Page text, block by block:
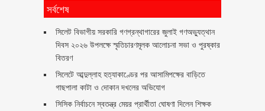
সর্বশেষ
সিলেট বিভাগীয় সরকারি গণগ্রন্থাগারের জুলাই গণঅভ্যুত্থান
দিবস ২০২৬ উপলক্ষে স্মৃতিচারণমূলক আলোচনা সভা ও পুরষ্কার
বিতরণ ‎ ‎
সিলেটে আব্দুল্লাহ হত্যাকাণ্ডের পর আসামিপক্ষের বাড়িতে
গাছপালা কাটা ও দোকান দখলের অভিযোগ
সিসিক নির্বাচনে স্বতন্ত্র মেয়র প্রার্থীতা ঘোষণা দিলেন শিক্ষক